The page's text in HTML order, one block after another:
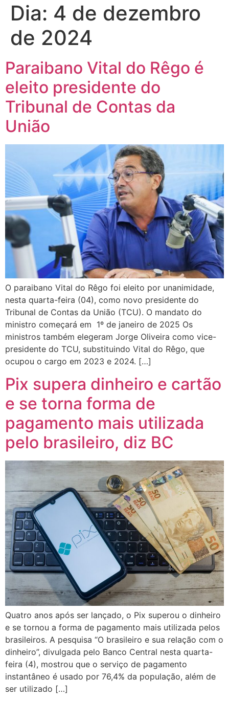
Dia: 4 de dezembro
de 2024
Paraibano Vital do Rêgo é
eleito presidente do
Tribunal de Contas da
União
O paraibano Vital do Rêgo foi eleito por unanimidade,
nesta quarta-feira (04), como novo presidente do
Tribunal de Contas da União (TCU). O mandato do
ministro começará em 1º de janeiro de 2025 Os
ministros também elegeram Jorge Oliveira como vice-
presidente do TCU, substituindo Vital do Rêgo, que
ocupou o cargo em 2023 e 2024. […]
Pix supera dinheiro e cartão
e se torna forma de
pagamento mais utilizada
pelo brasileiro, diz BC
Quatro anos após ser lançado, o Pix superou o dinheiro
e se tornou a forma de pagamento mais utilizada pelos
brasileiros. A pesquisa “O brasileiro e sua relação com o
dinheiro”, divulgada pelo Banco Central nesta quarta-
feira (4), mostrou que o serviço de pagamento
instantâneo é usado por 76,4% da população, além de
ser utilizado […]